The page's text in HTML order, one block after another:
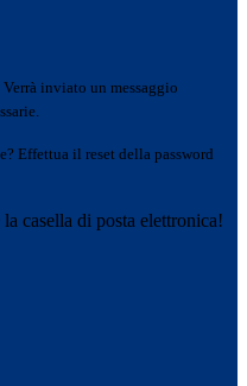
Verrà inviato un messaggio
Effettua il reset della password
casella di posta elettronica!